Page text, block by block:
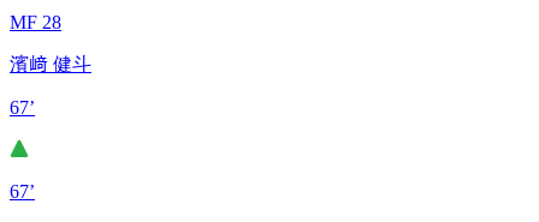
MF 28
濱﨑 健斗
67’
67’